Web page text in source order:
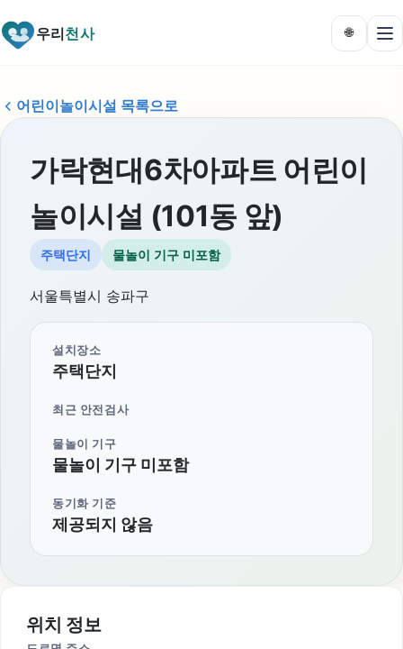
우리천사 🌐
어린이놀이시설 목록으로
가락현대6차아파트 어린이
놀이시설 (101동 앞)
주택단지 물놀이 기구 미포함
서울특별시 송파구
설치장소
주택단지
최근 안전검사
물놀이 기구
물놀이 기구 미포함
동기화 기준
제공되지 않음
위치 정보